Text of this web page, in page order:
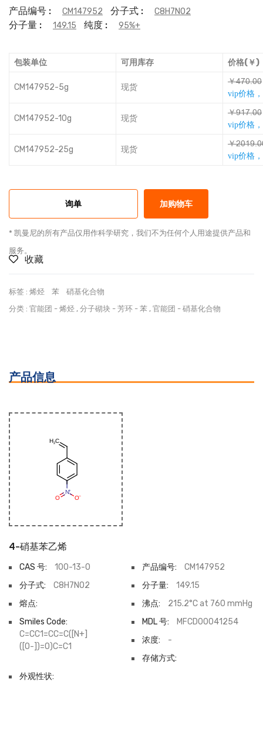
产品编号 : CM147952 分子式 : C8H7NO2
分子量 : 149.15 纯度 : 95%+
包装单位 可用库存 价格(￥)
CM147952-5g 现货
￥şȤƅŭƅƅ
vip价格
CM147952-10g 现货
￥ŸƩȤŭƅƅ
vip价格
CM147952-25g 现货
￥
vip价格
询单 加购物车
* 凯曼尼的所有产品仅用作科学研究，我们不为任何个人用途提供产品和
服务。
收藏
标签 : 烯烃 苯
硝基化合物
分类 : 官能团 - 烯烃 , 分子砌块 - 芳环 - 苯 , 官能团 - 硝基化合物
产品信息
4-硝基苯乙烯
CAS 号: 100-13-0 产品编号:
CM147952
分子式:
C8H7NO2 分子量:
149.15
熔点:
沸点:
215.2°C at 760 mmHg
Smiles Code:
C=CC1=CC=C([N+]
([O-])=O)C=C1
MDL 号:
MFCD00041254
浓度:
-
存储方式:
外观性状: